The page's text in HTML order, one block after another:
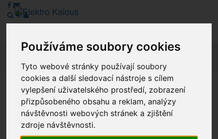
Používáme soubory cookies
Tyto webové stránky používají soubory
cookies a další sledovací nástroje s cílem
vylepšení uživatelského prostředí, zobrazení
přizpůsobeného obsahu a reklam, analýzy
návštěvnosti webových stránek a zjištění
zdroje návštěvnosti.
Vážení zákazníci, v tuto chvíli je Náš internetový obchod v
režimu Katalogu. Objednávky on-line nyní nelze vyřídit.
Děkujeme za pochopení.